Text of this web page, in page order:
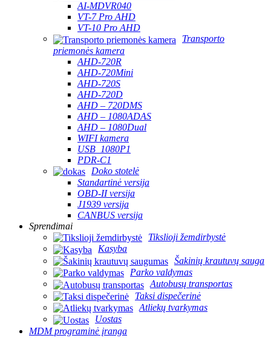
AI-MDVR040
VT-7 Pro AHD
VT-10 Pro AHD
Transporto
priemonės kamera
AHD-720R
AHD-720Mini
AHD-720S
AHD-720D
AHD – 720DMS
AHD – 1080ADAS
AHD – 1080Dual
WIFI kamera
USB_1080P1
PDR-C1
Doko stotelė
Standartinė versija
OBD-II versija
J1939 versija
CANBUS versija
Sprendimai
Tikslioji žemdirbystė
Kasyba
Šakinių krautuvų sauga
Parko valdymas
Autobusų transportas
Taksi dispečerinė
Atliekų tvarkymas
Uostas
MDM programinė įranga